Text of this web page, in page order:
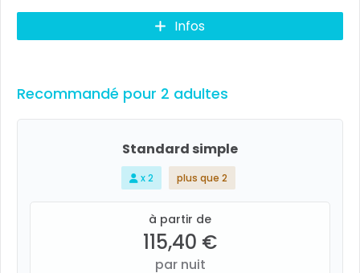
Infos
Recommandé pour 2 adultes
Standard simple
x 2 plus que 2
à partir de
115,40 €
par nuit